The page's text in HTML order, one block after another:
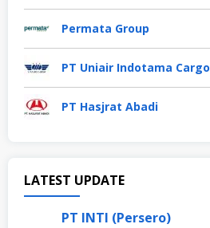
Permata Group
PT Uniair Indotama Cargo
PT Hasjrat Abadi
DISNAKERJA.COM
LATEST UPDATE
PT INTI (Persero)